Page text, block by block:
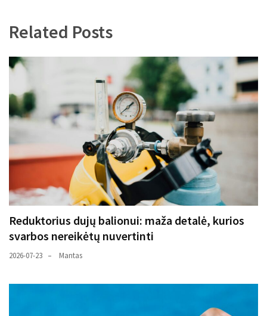
Related Posts
Reduktorius dujų balionui: maža detalė, kurios
svarbos nereikėtų nuvertinti
2026-07-23 Mantas